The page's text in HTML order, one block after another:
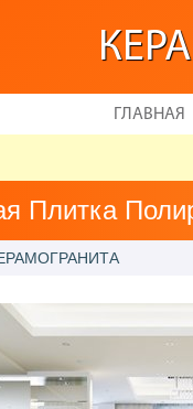
ГЛАВНАЯ
Плитка